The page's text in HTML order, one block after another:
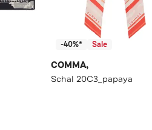
-40%* Sale
COMMA,
Schal 20C3_papaya